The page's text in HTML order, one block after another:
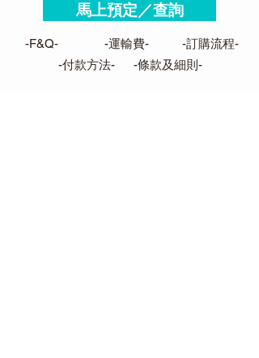
馬上預定／查詢
-運輸費-
-F&Q-
-付款方法-
-訂購流程-
-條款及細則-